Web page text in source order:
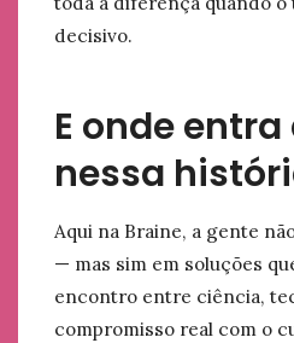
decisivo.
E onde
nessa
Aqui na Braine, a gente
— mas sim em soluções
encontro entre ciência,
compromisso real com o